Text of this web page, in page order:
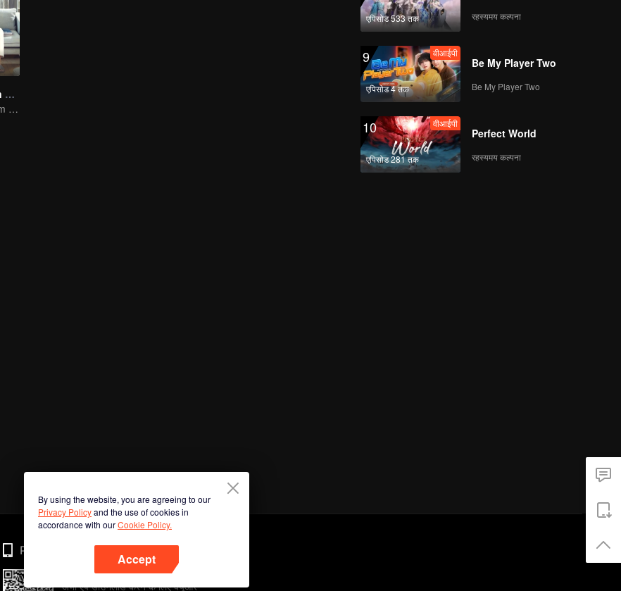
Put Your Head On My Shoulder (Eng Dub)
It was adapted from the same series of novels as "A Love so Beautiful"
एपिसोड 533 तक रहस्यमय कल्पना
9
एपिसोड 4 तक
वीआईपी
Be My Player Two
Be My Player Two
10
एपिसोड 281 तक
वीआईपी
Perfect World
रहस्यमय कल्पना
By using the website, you are agreeing to our
Privacy Policyand the use of cookies in
accordance with ourCookie Policy.
Accept
Phone
अभी ऐप डाउनलोड करने के लिए क्यूआर